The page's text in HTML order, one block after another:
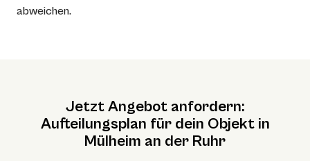
abweichen.
Jetzt Angebot anfordern:
Aufteilungsplan für dein Objekt in
Mülheim an der Ruhr